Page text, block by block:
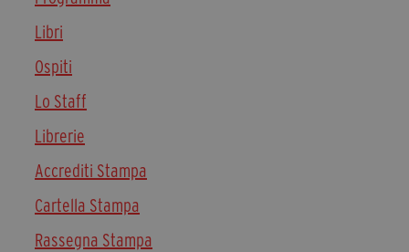
Diventa Partner
Fondazione Trame
Chi Siamo
Civico Trame
#Trameascuola
Visioni Civiche
Libri
Ospiti
Lo Staff
Librerie
Accrediti Stampa
Cartella Stampa
Rassegna Stampa